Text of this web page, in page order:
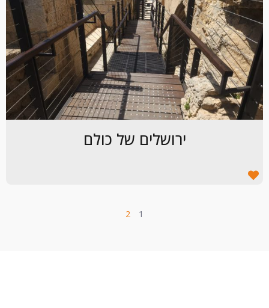
ירושלים של כולם
1
2